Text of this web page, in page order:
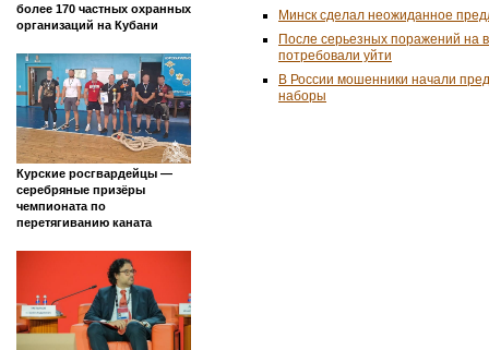
более 170 частных охранных
организаций на Кубани
Курские росгвардейцы —
серебряные призёры
чемпионата по
перетягиванию каната
Минск сделал неожиданное
После серьезных поражений на
потребовали уйти
В России мошенники начали
наборы